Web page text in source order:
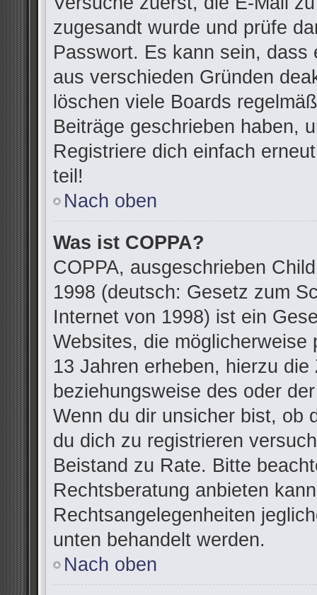
zugesandt wurde und prüfe
Passwort. Es kann sein, dass
aus verschieden Gründen
löschen viele Boards
Beiträge geschrieben haben,
Registriere dich einfach
teil!
Nach oben
Was ist COPPA?
COPPA, ausgeschrieben
1998 (deutsch: Gesetz zum
Internet von 1998) ist ein
Websites, die
13 Jahren erheben, hierzu
beziehungsweise des oder
Wenn du dir unsicher bist, ob
du dich zu registrieren
Beistand zu Rate. Bitte
Rechtsberatung anbieten
Rechtsangelegenheiten
unten behandelt werden.
Nach oben